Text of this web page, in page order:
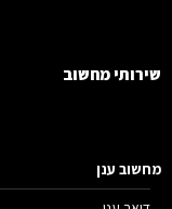
מחשוב
ענן